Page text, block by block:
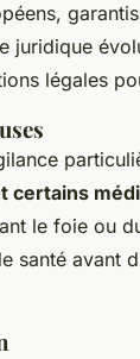
juridique
légales
certains
le foie ou
santé avant